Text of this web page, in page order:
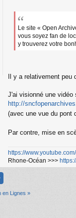
n
Le site « Open
vous soyez fan de
y trouverez votre
Il y a relativement
J'ai visionné une vidéo
http://
(avec une vue du pont
Par contre, mise en
https://
Rhone-Océan >>>
en Lignes »